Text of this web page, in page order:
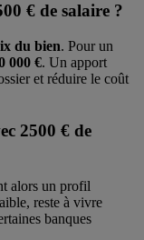
€ de salaire ?
du bien. Pour un
000 €. Un apport
et réduire le coût
2500 € de
alors un profil
reste à vivre
banques